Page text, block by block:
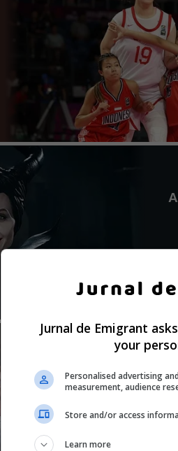
Jurnal de Emigrant
your
Personalised advertising
measurement, audience
Store and/or access
Learn more